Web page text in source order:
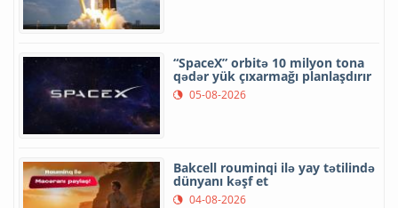
“SpaceX” orbitə 10 milyon tona
qədər yük çıxarmağı planlaşdırır
05-08-2026
Bakcell rouminqi ilə yay tətilində
dünyanı kəşf et
04-08-2026